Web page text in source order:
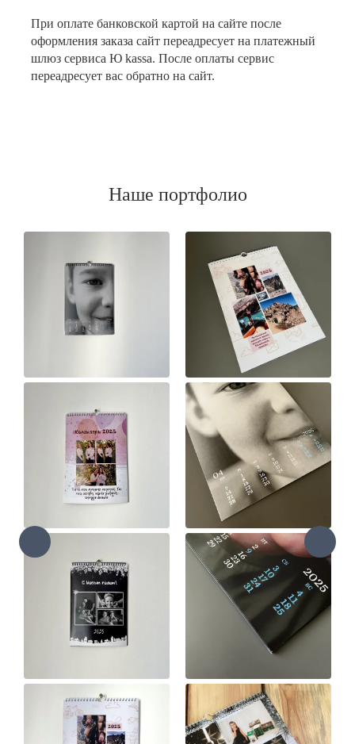
При оплате банковской картой на сайте после
оформления заказа сайт переадресует на платежный
шлюз сервиса Ю kassa. После оплаты сервис
переадресует вас обратно на сайт.
Наше портфолио